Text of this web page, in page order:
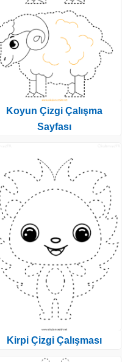
Koyun Çizgi Çalışma
Sayfası
Kirpi Çizgi Çalışması